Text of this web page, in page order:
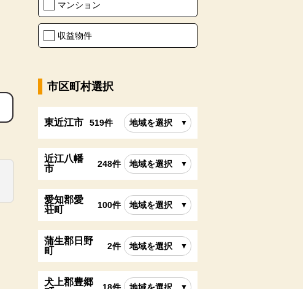
マンション
収益物件
市区町村選択
東近江市 519件 地域を選択
近江八幡
市
248件 地域を選択
愛知郡愛
荘町
100件 地域を選択
蒲生郡日野
町
2件 地域を選択
犬上郡豊郷
18件 地域を選択